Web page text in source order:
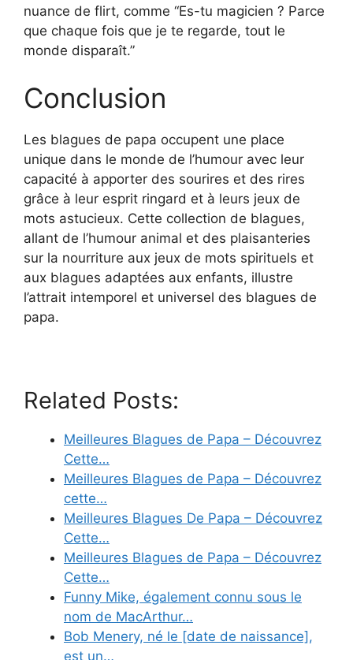
nuance de flirt, comme “Es-tu magicien ? Parce
que chaque fois que je te regarde, tout le
monde disparaît.”
Conclusion
Les blagues de papa occupent une place
unique dans le monde de l’humour avec leur
capacité à apporter des sourires et des rires
grâce à leur esprit ringard et à leurs jeux de
mots astucieux. Cette collection de blagues,
allant de l’humour animal et des plaisanteries
sur la nourriture aux jeux de mots spirituels et
aux blagues adaptées aux enfants, illustre
l’attrait intemporel et universel des blagues de
papa.
Related Posts:
Meilleures Blagues de Papa – Découvrez
Cette…
Meilleures Blagues de Papa – Découvrez
cette…
Meilleures Blagues De Papa – Découvrez
Cette…
Meilleures Blagues de Papa – Découvrez
Cette…
Funny Mike, également connu sous le
nom de MacArthur…
Bob Menery, né le [date de naissance],
est un…